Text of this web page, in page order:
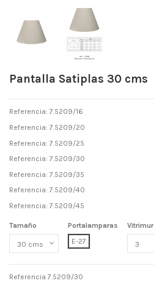
Pantalla Satiplas 30 cms
Referencia: 7.5209/16
Referencia: 7.5209/20
Referencia: 7.5209/25
Referencia: 7.5209/30
Referencia: 7.5209/35
Referencia: 7.5209/40
Referencia: 7.5209/45
Tamaño
Portalamparas
E-27
Vitrimur
Referencia 7.5209/30